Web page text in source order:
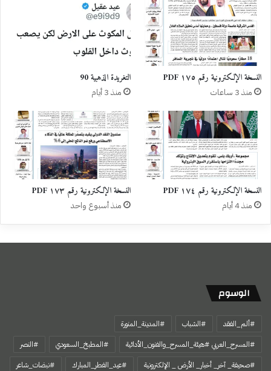
النسخة الإلكترونية رقم ١٧٥ PDF
منذ 3 ساعات
التغريدة الذهبية 90
منذ 3 أيام
النسخة الإلكترونية رقم ١٧٤ PDF
منذ 4 أيام
النسخة الإلكترونية رقم ١٧٣ PDF
منذ أسبوع واحد
الوسوم
#ألم_الفقد #الشباب
#المدينة_المنورة
#المسرح_العربي #هيئة_المسرح_والفنون_الأدائية
#المطبخ_السعودي
#النصر
#صحيفة_ آخر_ أخبار_ الأرض _ الإلكترونية
#عيد_الفطر_المبارك
#نبضات_شاعر